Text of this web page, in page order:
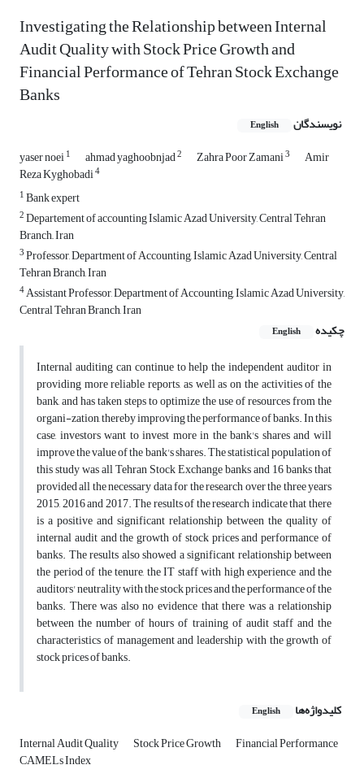
Investigating the Relationship between Internal
Audit Quality with Stock Price Growth and
Financial Performance of Tehran Stock Exchange
Banks
نویسندگان English
yaser noei1 ahmad yaghoobnjad2 Zahra Poor Zamani3 Amir
Reza Kyghobadi4
1Bank expert
2Departement of accounting Islamic Azad University, Central Tehran
Branch,, Iran
3Professor, Department of Accounting, Islamic Azad University, Central
Tehran Branch, Iran
4Assistant Professor, Department of Accounting, Islamic Azad University,
Central Tehran Branch, Iran
چکیده
English
Internal auditing can continue to help the independent auditor in
providing more reliable reports, as well as on the activities of the
bank, and has taken steps to optimize the use of resources from the
organi-zation, thereby improving the performance of banks. In this
case, investors want to invest more in the bank's shares and will
improve the value of the bank's shares. The statistical population of
this study was all Tehran Stock Exchange banks and 16 banks that
provided all the necessary data for the research over the three years
2015, 2016 and 2017. The results of the research indicate that there
is a positive and significant relationship between the quality of
internal audit and the growth of stock prices and performance of
banks. The results also showed a significant relationship between
the period of the tenure, the IT staff with high experience and the
auditors' neutrality with the stock prices and the performance of the
banks. There was also no evidence that there was a relationship
between the number of hours of training of audit staff and the
characteristics of management and leadership with the growth of
stock prices of banks.
کلیدواژه‌ها English
Internal Audit Quality Stock Price Growth Financial Performance
CAMELs Index